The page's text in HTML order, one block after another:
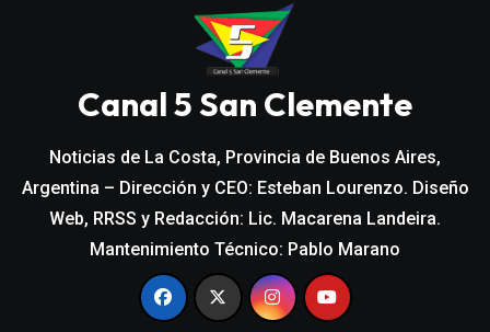
Canal 5 San Clemente
Noticias de La Costa, Provincia de Buenos Aires,
Argentina – Dirección y CEO: Esteban Lourenzo. Diseño
Web, RRSS y Redacción: Lic. Macarena Landeira.
Mantenimiento Técnico: Pablo Marano